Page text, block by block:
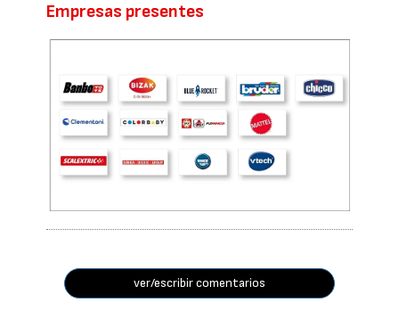
Empresas presentes
ver/escribir comentarios